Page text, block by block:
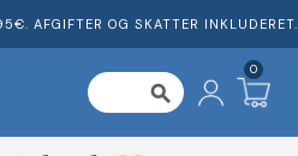
AFGIFTER OG SKATTER INKLUDERET.
search
0